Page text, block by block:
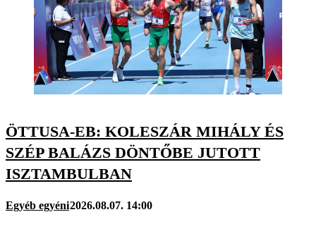
ÖTTUSA-EB: KOLESZÁR MIHÁLY ÉS
SZÉP BALÁZS DÖNTŐBE JUTOTT
ISZTAMBULBAN
Egyéb egyéni2026.08.07. 14:00